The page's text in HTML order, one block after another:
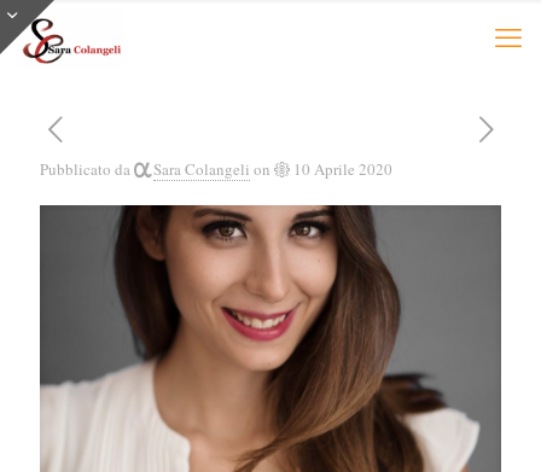
Pubblicato da Sara Colangeli on 10 Aprile 2020